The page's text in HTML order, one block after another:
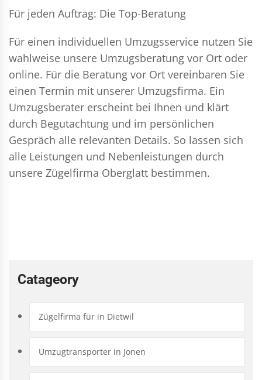
Für jeden Auftrag: Die Top-Beratung
Für einen individuellen Umzugsservice nutzen Sie
wahlweise unsere Umzugsberatung vor Ort oder
online. Für die Beratung vor Ort vereinbaren Sie
einen Termin mit unserer Umzugsfirma. Ein
Umzugsberater erscheint bei Ihnen und klärt
durch Begutachtung und im persönlichen
Gespräch alle relevanten Details. So lassen sich
alle Leistungen und Nebenleistungen durch
unsere Zügelfirma Oberglatt bestimmen.
Catageory
Zügelfirma für in Dietwil
Umzugtransporter in Jonen